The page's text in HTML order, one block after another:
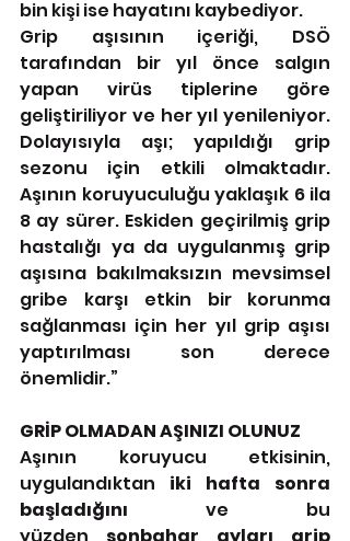
bin kişi ise hayatını kaybediyor.
Grip aşısının içeriği, DSÖ
tarafından bir yıl önce salgın
yapan virüs tiplerine göre
geliştiriliyor ve her yıl yenileniyor.
Dolayısıyla aşı; yapıldığı grip
sezonu için etkili olmaktadır.
Aşının koruyuculuğu yaklaşık 6 ila
8 ay sürer. Eskiden geçirilmiş grip
hastalığı ya da uygulanmış grip
aşısına bakılmaksızın mevsimsel
gribe karşı etkin bir korunma
sağlanması için her yıl grip aşısı
yaptırılması son derece
önemlidir.”
GRİP OLMADAN AŞINIZI OLUNUZ
Aşının koruyucu etkisinin,
uygulandıktan iki hafta sonra
başladığını ve bu